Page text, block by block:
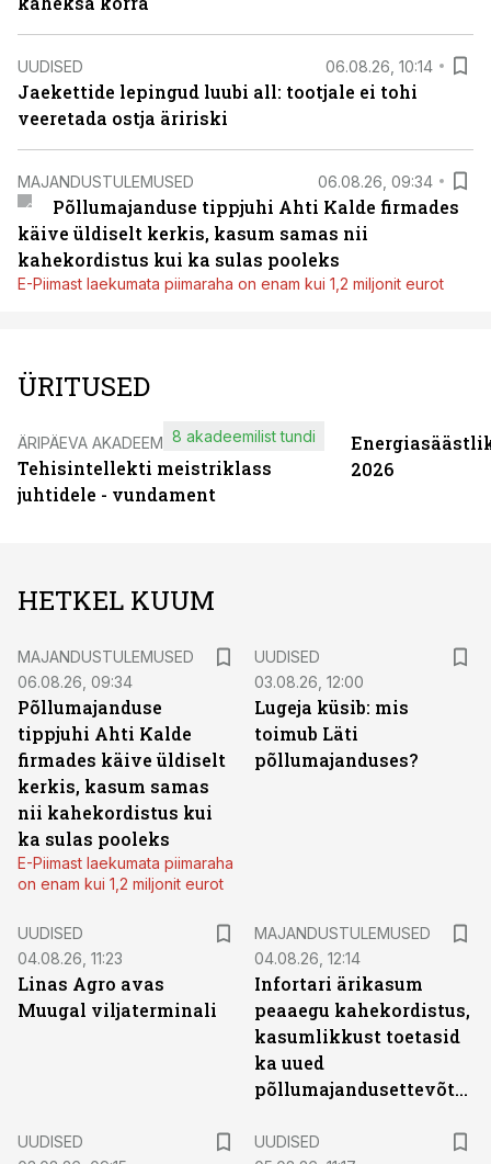
UUDISED 06.08.26, 10:14
Jaekettide lepingud luubi all: tootjale ei tohi
veeretada ostja äririski
MAJANDUSTULEMUSED 06.08.26, 09:34
Põllumajanduse tippjuhi Ahti Kalde firmades
käive üldiselt kerkis, kasum samas nii
kahekordistus kui ka sulas pooleks
E-Piimast laekumata piimaraha on enam kui 1,2 miljonit eurot
ÜRITUSED
ÄRIPÄEVA AKADEEMIA
Tehisintellekti meistriklass
juhtidele - vundament
8 akadeemilist tundi
2026
HETKEL KUUM
MAJANDUSTULEMUSED
06.08.26, 09:34
Põllumajanduse
tippjuhi Ahti Kalde
firmades käive üldiselt
kerkis, kasum samas
nii kahekordistus kui
ka sulas pooleks
E-Piimast laekumata piimaraha
on enam kui 1,2 miljonit eurot
UUDISED
03.08.26, 12:00
Lugeja küsib: mis
toimub Läti
põllumajanduses?
UUDISED
04.08.26, 11:23
Linas Agro avas
Muugal viljaterminali
MAJANDUSTULEMUSED
04.08.26, 12:14
Infortari ärikasum
peaaegu kahekordistus,
kasumlikkust toetasid
ka uued
põllumajandusettevõtted
UUDISED
UUDISED